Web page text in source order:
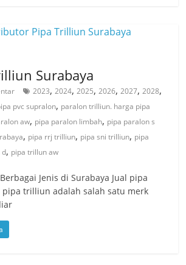
Surabaya
2023,2024,2025,2026,2027,2028,
pvc supralon, paralon trilliun. harga pipa
aw, pipa paralon limbah, pipa paralon s
, pipa rrj trilliun, pipa sni trilliun, pipa
d, pipa trillun aw
Jenis di Surabaya Jual pipa
trilliun adalah salah satu merk